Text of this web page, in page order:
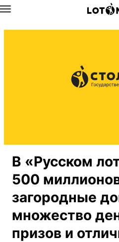
Назад
В «Русском
500
загородные
множество
призов и